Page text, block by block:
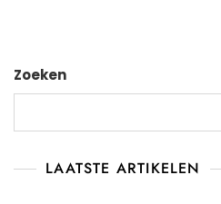
Zoeken
LAATSTE ARTIKELEN